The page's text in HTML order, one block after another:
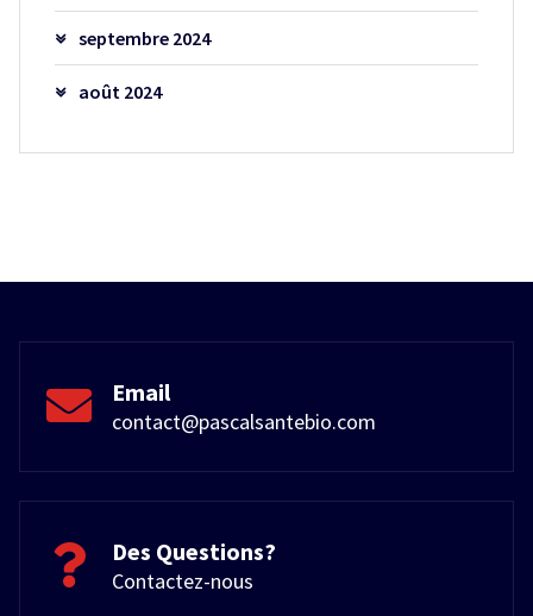
septembre 2024
août 2024
Email
contact@pascalsantebio.com
Des Questions?
Contactez-nous